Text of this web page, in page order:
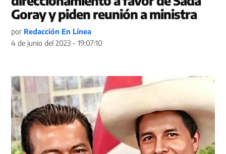
Goray y piden reunión a ministra
por Redacción En Línea
4 de junio del 2023 - 19:07:10